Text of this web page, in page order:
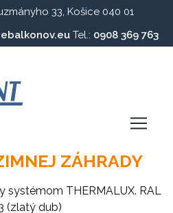
33, Košice 040 01
Tel.: 0908 369 763
ZÁHRADY
systémom THERMALUX. RAL
(zlatý dub)